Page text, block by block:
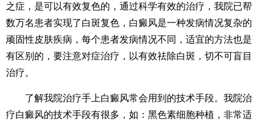
之症，是可以有效复色的，通过科学有效的治疗，我院已帮
数万名患者实现了白斑复色，白癜风是一种发病情况复杂的
顽固性皮肤疾病，每个患者发病情况不同，适宜的方法也是
有区别的，要注意对症治疗，以有效祛除白斑，切不可盲目
治疗。
了解我院治疗手上白癜风常会用到的技术手段。我院治
疗白癜风的技术手段有很多，如：黑色素细胞种植，非常适